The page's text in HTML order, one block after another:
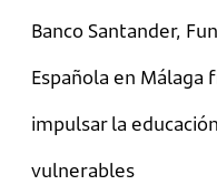
Banco Santander,
Española en Málaga
impulsar la
vulnerables